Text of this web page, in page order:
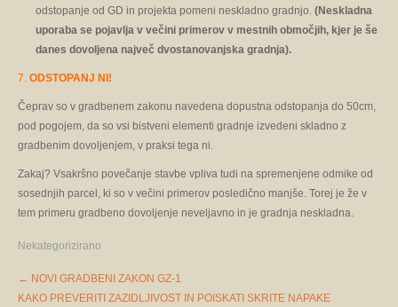
odstopanje od GD in projekta pomeni neskladno gradnjo. (Neskladna
uporaba se pojavlja v večini primerov v mestnih območjih, kjer je še
danes dovoljena največ dvostanovanjska gradnja).
7. ODSTOPANJ NI!
Čeprav so v gradbenem zakonu navedena dopustna odstopanja do 50cm,
pod pogojem, da so vsi bistveni elementi gradnje izvedeni skladno z
gradbenim dovoljenjem, v praksi tega ni.
Zakaj? Vsakršno povečanje stavbe vpliva tudi na spremenjene odmike od
sosednjih parcel, ki so v večini primerov posledično manjše. Torej je že v
tem primeru gradbeno dovoljenje neveljavno in je gradnja neskladna.
Nekategorizirano
Post
navigation
← NOVI GRADBENI ZAKON GZ-1
KAKO PREVERITI ZAZIDLJIVOST IN POISKATI SKRITE NAPAKE